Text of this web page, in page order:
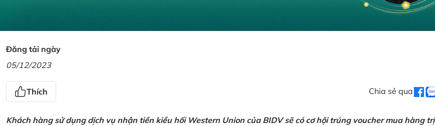
Đăng tải ngày
05/12/2023
Thích Chia sẻ qua
Khách hàng sử dụng dịch vụ nhận tiền kiều hối Western Union của BIDV sẽ có cơ hội trúng voucher mua hàng trị